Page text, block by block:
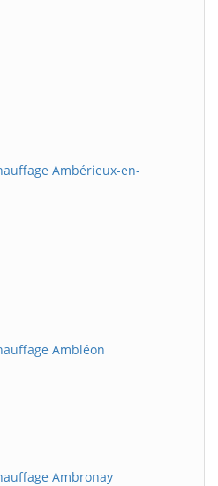
Ambérieux-en-
Ambléon
Ambronay